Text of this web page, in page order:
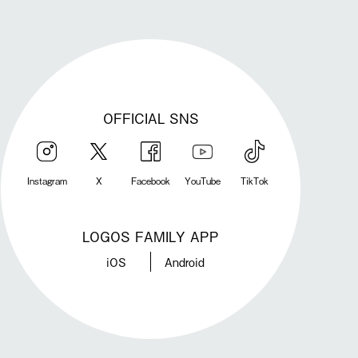
OFFICIAL SNS
Instagram X Facebook YouTube TikTok
LOGOS FAMILY APP
iOS Android